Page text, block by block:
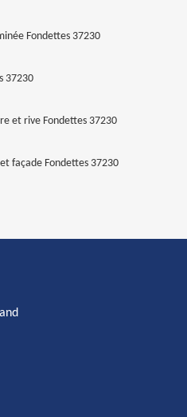
Fondettes 37230
37230
et rive Fondettes 37230
façade Fondettes 37230